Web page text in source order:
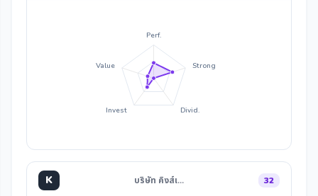
Perf.
Strong
Divid.
Invest
Value
K บริษัท คิงส์เ… 32